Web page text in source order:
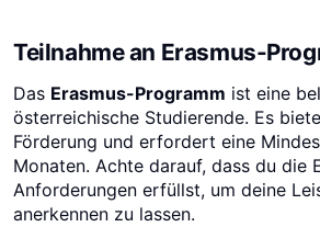
Teilnahme an Erasmus-
Das Erasmus-Programm ist eine
österreichische Studierende. Es
Förderung und erfordert eine
Monaten. Achte darauf, dass du die
Anforderungen erfüllst, um deine
anerkennen zu lassen.